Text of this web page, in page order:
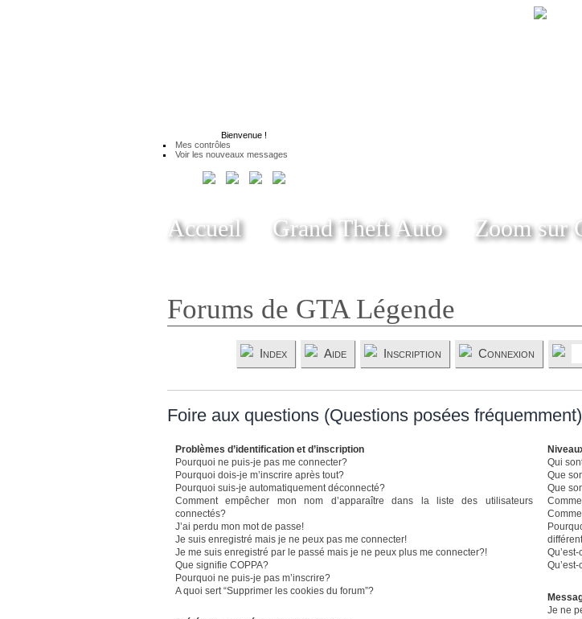
Bienvenue !
Mes contrôles
Voir les nouveaux messages
Accueil Grand Theft Auto Zoom sur
Forums de GTA Légende
Index Aide Inscription Connexion
Foire aux questions (Questions posées fréquemment)
Problèmes d’identification et d’inscription
Pourquoi ne puis-je pas me connecter?
Pourquoi dois-je m’inscrire après tout?
Pourquoi suis-je automatiquement déconnecté?
Comment empêcher mon nom d’apparaître dans la liste des utilisateurs
connectés?
J’ai perdu mon mot de passe!
Je suis enregistré mais je ne peux pas me connecter!
Je me suis enregistré par le passé mais je ne peux plus me connecter?!
Que signifie COPPA?
Pourquoi ne puis-je pas m’inscrire?
A quoi sert “Supprimer les cookies du forum”?
Qui
Que
Que
Je ne